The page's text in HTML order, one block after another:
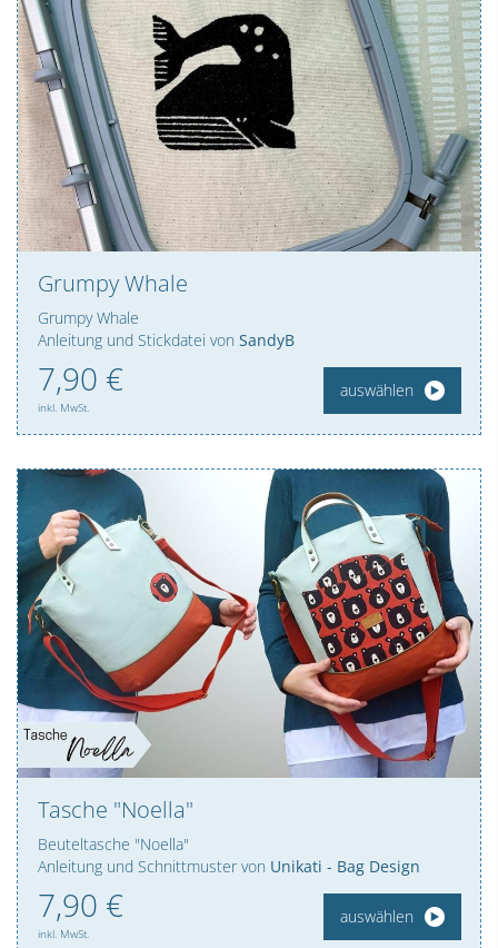
Grumpy Whale
Grumpy Whale
Anleitung und Stickdatei von SandyB
7,90 €
inkl. MwSt.
auswählen
Tasche "Noella"
Beuteltasche "Noella"
Anleitung und Schnittmuster von Unikati - Bag Design
7,90 €
inkl. MwSt.
auswählen